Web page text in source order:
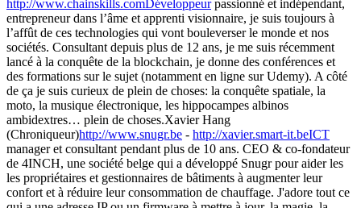
http://www.chainskills.comDéveloppeurpassionné et indépendant,
entrepreneur dans l’âme et apprenti visionnaire, je suis toujours à
l’affût de ces technologies qui vont bouleverser le monde et nos
sociétés. Consultant depuis plus de 12 ans, je me suis récemment
lancé à la conquête de la blockchain, je donne des conférences et
des formations sur le sujet (notamment en ligne sur Udemy). A côté
de ça je suis curieux de plein de choses: la conquête spatiale, la
moto, la musique électronique, les hippocampes albinos
ambidextres… plein de choses.Xavier Hang
(Chroniqueur)http://www.snugr.be - http://xavier.smart-it.beICT
manager et consultant pendant plus de 10 ans. CEO & co-fondateur
de 4INCH, une société belge qui a développé Snugr pour aider les
les propriétaires et gestionnaires de bâtiments à augmenter leur
confort et à réduire leur consommation de chauffage. J'adore tout ce